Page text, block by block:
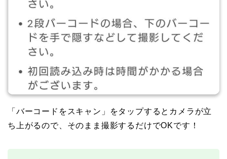
「バーコードをスキャン」をタップするとカメラが立
ち上がるので、そのまま撮影するだけでOKです！